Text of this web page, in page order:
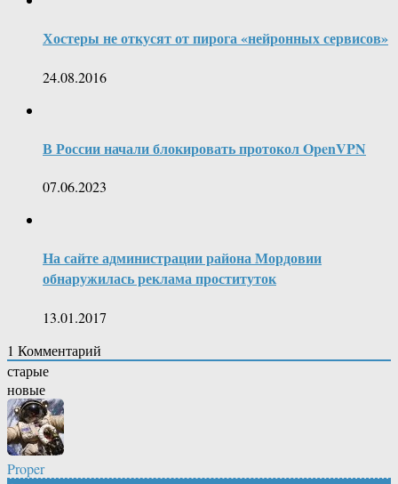
Хостеры не откусят от пирога «нейронных сервисов»
24.08.2016
В России начали блокировать протокол OpenVPN
07.06.2023
На сайте администрации района Мордовии
обнаружилась реклама проституток
13.01.2017
1 Комментарий
старые
новые
Proper